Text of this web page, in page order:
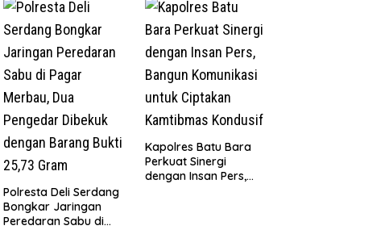
Impiannya Miliki
Rumah Layak Huni
Segera Terwujud
Polresta Deli Serdang
Bongkar Jaringan
Peredaran Sabu di
Kapolres Batu Bara
Perkuat Sinergi
dengan Insan Pers,